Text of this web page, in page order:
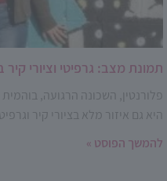
תמונת מצב: גרפיטי וציורי קיר
פלורנטין, השכונה הרגועה,
היא גם איזור מלא בציורי קיר
להמשך הפוסט »